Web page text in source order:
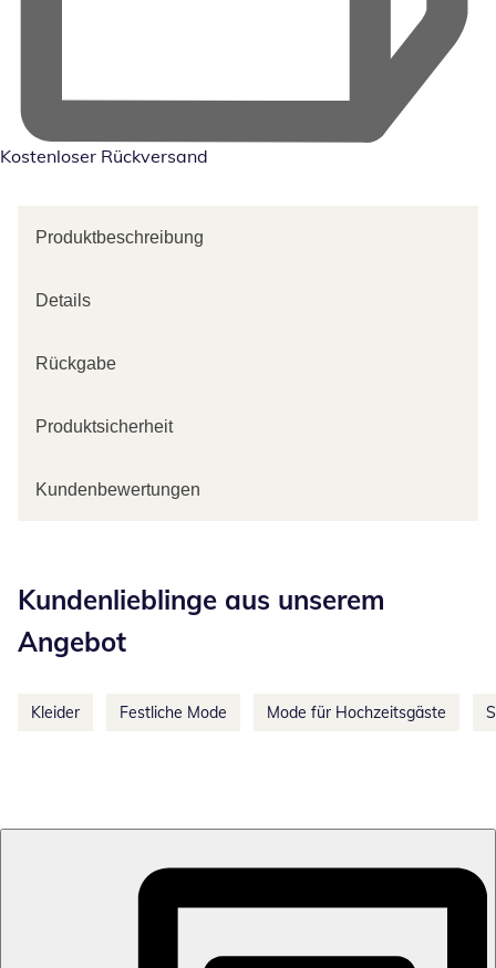
Kostenloser Rückversand
Produktbeschreibung
Details
Rückgabe
Produktsicherheit
Kundenbewertungen
Kundenlieblinge aus unserem
Angebot
Kleider Festliche Mode Mode für Hochzeitsgäste